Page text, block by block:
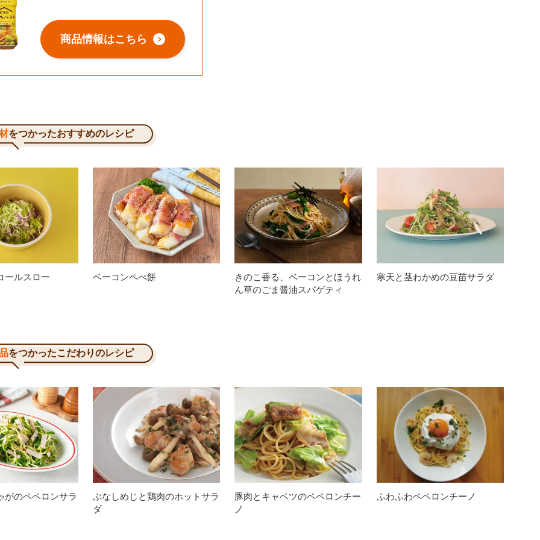
商品情報はこちら
をつかったおすすめのレシピ
ールスロー ベーコンペぺ餅
きのこ香る、ベーコンとほうれ
ん草のごま醤油スパゲティ
寒天と茎わかめの豆苗サラダ
をつかったこだわりのレシピ
がのペペロンサラ
ぶなしめじと鶏肉のホットサラ
ダ
豚肉とキャベツのペペロンチー
ノ
ふわふわペペロンチーノ